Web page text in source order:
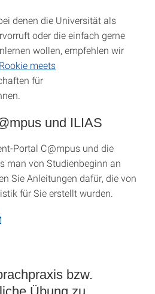
denen die Universität als
oder die einfach gerne
wollen, empfehlen wir
Rookie meets
für
und ILIAS
Portal C@mpus und die
man von Studienbeginn an
Sie Anleitungen dafür, die von
für Sie erstellt wurden.
bzw.